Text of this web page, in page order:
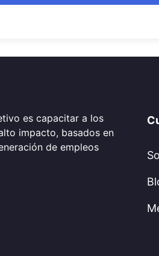
es capacitar a los
impacto, basados en
de empleos